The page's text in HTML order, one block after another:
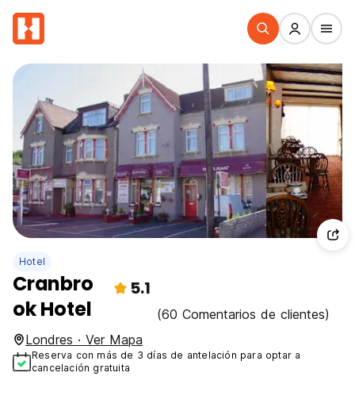
Hotel
Cranbro
ok Hotel
5.1
(60 Comentarios de clientes)
Londres · Ver Mapa
Reserva con más de 3 días de antelación para optar a
cancelación gratuita